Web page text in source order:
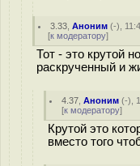
3.33 ,Аноним (-),
[к модератору]
Тот - это крутой
раскрученный и
4.37 ,Аноним (-),
[к модератору]
Крутой это
вместо того